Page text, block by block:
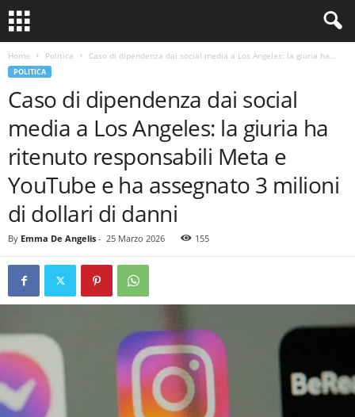
Home Politica Caso di dipendenza dai social media a Los Angeles: la giuria ha...
POLITICA
Caso di dipendenza dai social
media a Los Angeles: la giuria ha
ritenuto responsabili Meta e
YouTube e ha assegnato 3 milioni
di dollari di danni
By Emma De Angelis - 25 Marzo 2026 155